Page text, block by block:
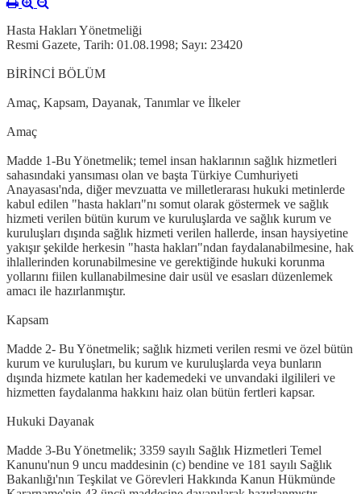
Hasta Hakları Yönetmeliği
Resmi Gazete, Tarih: 01.08.1998; Sayı: 23420
BİRİNCİ BÖLÜM
Amaç, Kapsam, Dayanak, Tanımlar ve İlkeler
Amaç
Madde 1-Bu Yönetmelik; temel insan haklarının sağlık hizmetleri
sahasındaki yansıması olan ve başta Türkiye Cumhuriyeti
Anayasası'nda, diğer mevzuatta ve milletlerarası hukuki metinlerde
kabul edilen "hasta hakları"nı somut olarak göstermek ve sağlık
hizmeti verilen bütün kurum ve kuruluşlarda ve sağlık kurum ve
kuruluşları dışında sağlık hizmeti verilen hallerde, insan haysiyetine
yakışır şekilde herkesin "hasta hakları"ndan faydalanabilmesine, hak
ihlallerinden korunabilmesine ve gerektiğinde hukuki korunma
yollarını fiilen kullanabilmesine dair usül ve esasları düzenlemek
amacı ile hazırlanmıştır.
Kapsam
Madde 2- Bu Yönetmelik; sağlık hizmeti verilen resmi ve özel bütün
kurum ve kuruluşları, bu kurum ve kuruluşlarda veya bunların
dışında hizmete katılan her kademedeki ve unvandaki ilgilileri ve
hizmetten faydalanma hakkını haiz olan bütün fertleri kapsar.
Hukuki Dayanak
Madde 3-Bu Yönetmelik; 3359 sayılı Sağlık Hizmetleri Temel
Kanunu'nun 9 uncu maddesinin (c) bendine ve 181 sayılı Sağlık
Bakanlığı'nın Teşkilat ve Görevleri Hakkında Kanun Hükmünde